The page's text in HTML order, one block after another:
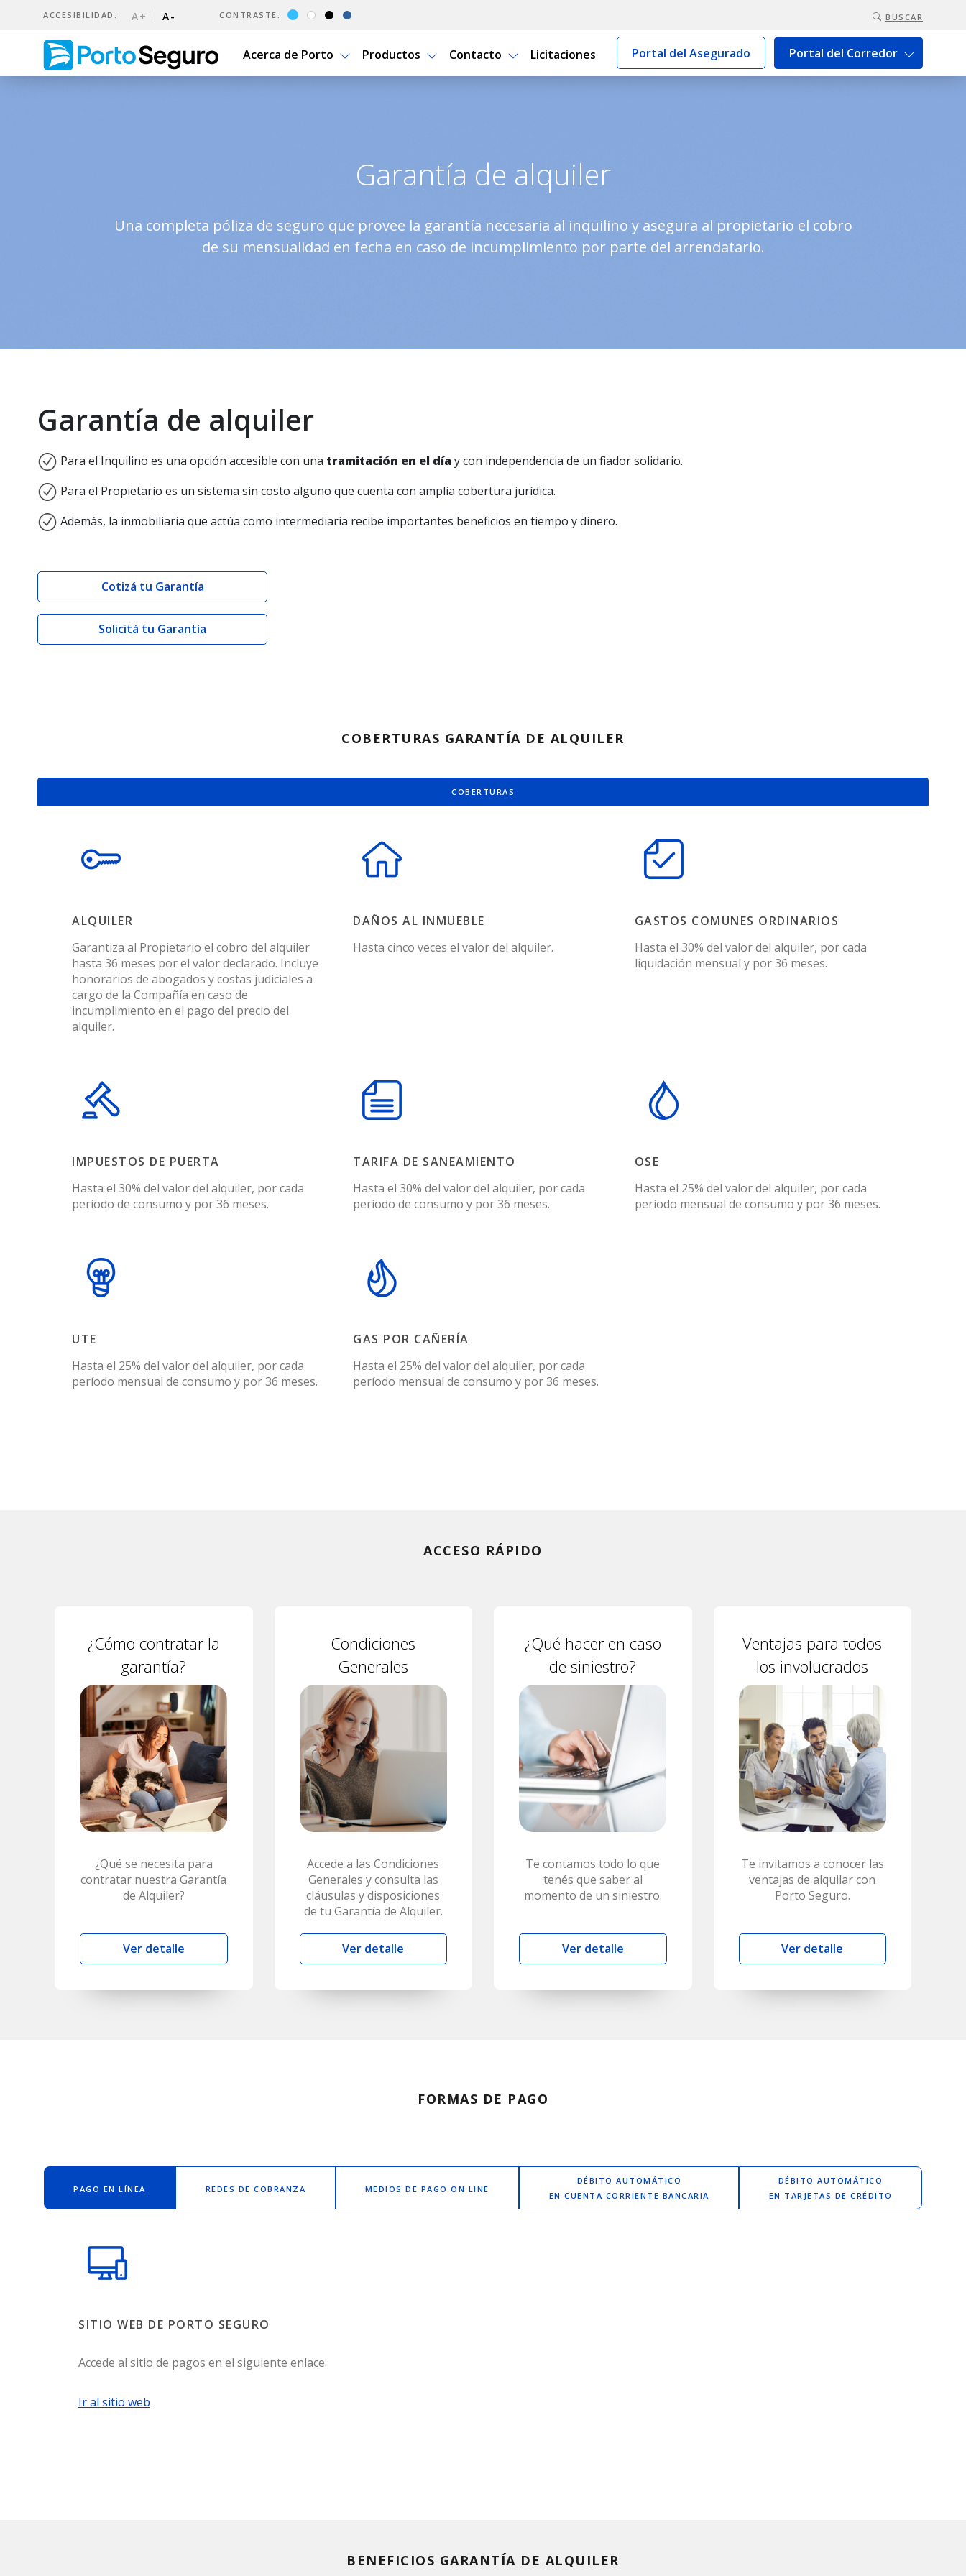
BUSCAR
ACCESIBILIDAD: A+ A- CONTRASTE:
Acerca de Porto Productos Contacto Licitaciones Portal del Asegurado Portal del Corredor
Garantía de Alquiler | Porto Seguro Uruguay
Garantía de alquiler
Una completa póliza de seguro que provee la garantía necesaria al inquilino y asegura al propietario el cobro
de su mensualidad en fecha en caso de incumplimiento por parte del arrendatario.
Garantía de alquiler
Para el Inquilino es una opción accesible con una tramitación en el díay con independencia de un fiador solidario.
Para el Propietario es un sistema sin costo alguno que cuenta con amplia cobertura jurídica.
Además, la inmobiliaria que actúa como intermediaria recibe importantes beneficios en tiempo y dinero.
Cotizá tu Garantía
Solicitá tu Garantía
COBERTURAS GARANTÍA DE ALQUILER
COBERTURAS
ALQUILER
Garantiza al Propietario el cobro del alquiler
hasta 36 meses por el valor declarado. Incluye
honorarios de abogados y costas judiciales a
cargo de la Compañía en caso de
incumplimiento en el pago del precio del
alquiler.
DAÑOS AL INMUEBLE
Hasta cinco veces el valor del alquiler.
GASTOS COMUNES ORDINARIOS
Hasta el 30% del valor del alquiler, por cada
liquidación mensual y por 36 meses.
IMPUESTOS DE PUERTA
Hasta el 30% del valor del alquiler, por cada
período de consumo y por 36 meses.
TARIFA DE SANEAMIENTO
Hasta el 30% del valor del alquiler, por cada
período de consumo y por 36 meses.
OSE
Hasta el 25% del valor del alquiler, por cada
período mensual de consumo y por 36 meses.
UTE
Hasta el 25% del valor del alquiler, por cada
período mensual de consumo y por 36 meses.
GAS POR CAÑERÍA
Hasta el 25% del valor del alquiler, por cada
período mensual de consumo y por 36 meses.
ACCESO RÁPIDO
¿Cómo contratar la
garantía?
¿Qué se necesita para
contratar nuestra Garantía
de Alquiler?
Ver detalle
Condiciones
Generales
Accede a las Condiciones
Generales y consulta las
cláusulas y disposiciones
de tu Garantía de Alquiler.
Ver detalle
¿Qué hacer en caso
de siniestro?
Te contamos todo lo que
tenés que saber al
momento de un siniestro.
Ver detalle
Ventajas para todos
los involucrados
Te invitamos a conocer las
ventajas de alquilar con
Porto Seguro.
Ver detalle
FORMAS DE PAGO
PAGO EN LÍNEA REDES DE COBRANZA MEDIOS DE PAGO ON LINE
DÉBITO AUTOMÁTICO
EN CUENTA CORRIENTE BANCARIA
DÉBITO AUTOMÁTICO
EN TARJETAS DE CRÉDITO
SITIO WEB DE PORTO SEGURO
Accede al sitio de pagos en el siguiente enlace.
Ir al sitio web
BENEFICIOS GARANTÍA DE ALQUILER